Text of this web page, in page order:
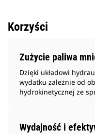
Korzyści
Zużycie paliwa
Dzięki układowi
wydatku zależnie od
hydrokinetycznej ze
Wydajność i